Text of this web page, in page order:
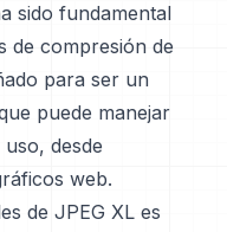
sido fundamental
de compresión de
para ser un
puede manejar
desde
web.
de JPEG XL es